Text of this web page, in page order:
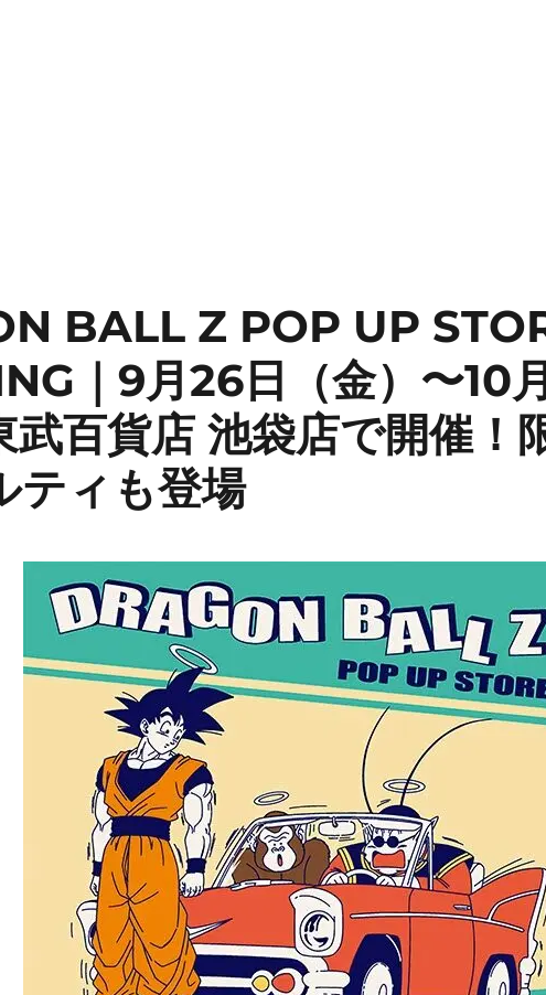
BALL Z POP UP
｜9月26日（金）〜10
武百貨店 池袋店で開催！
ティも登場